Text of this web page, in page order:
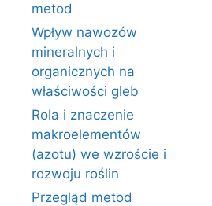
metod
Wpływ nawozów
mineralnych i
organicznych na
właściwości gleb
Rola i znaczenie
makroelementów
(azotu) we wzroście i
rozwoju roślin
Przegląd metod